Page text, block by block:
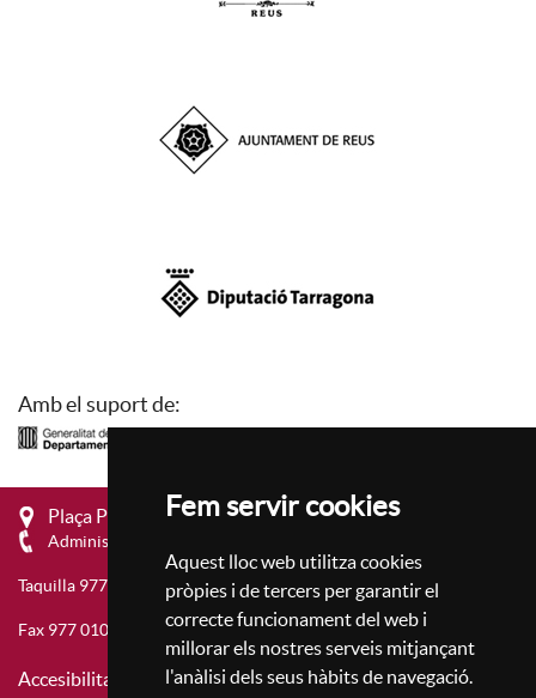
Fem servir cookies
Aquest lloc web utilitza cookies
pròpies i de tercers per garantir el
correcte funcionament del web i
millorar els nostres serveis mitjançant
l'anàlisi dels seus hàbits de navegació.
Amb el suport de:
Plaça Prim, 4 - 43201 Reus
Administració 977 010 657
Taquilla 977 010 659
Fax 977 010 677
Accesibilitat